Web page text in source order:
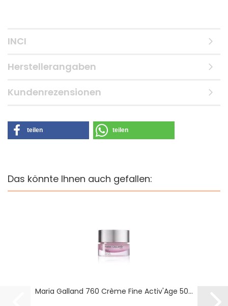
INCI
Herstellerangaben
Kundenrezensionen
teilen teilen
Das könnte Ihnen auch gefallen:
Maria Galland 760 Crème Fine Activ'Age 50...